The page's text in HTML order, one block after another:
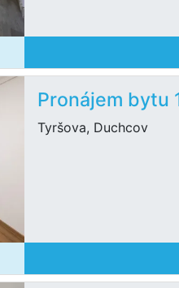
Pronájem bytu
Tyršova, Duchcov